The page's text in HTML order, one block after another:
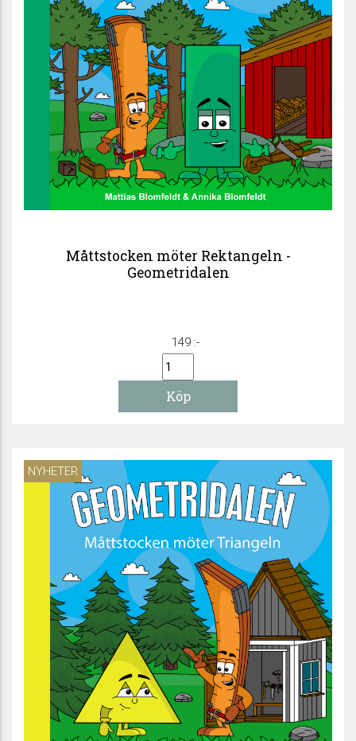
Måttstocken möter Rektangeln -
Geometridalen
149 :-
NYHETER